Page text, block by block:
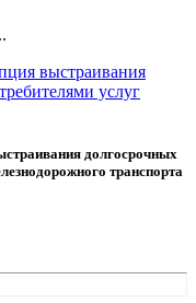
выстраивания
услуг
долгосрочных
транспорта